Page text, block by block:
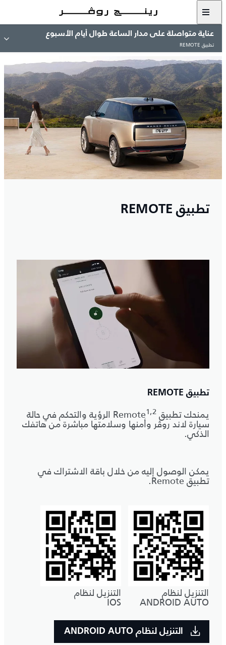
عناية متواصلة على مدار الساعة طوال أيام الأسبوع
تطبيق REMOTE
تطبيق REMOTE
تطبيق REMOTE
يمنحك تطبيق Remote 1,2 الرؤية والتحكم في حالة
سيارة لاند روڤر وأمنها وسلامتها مباشرة من هاتفك
الذكي.
يمكن الوصول إليه من خلال باقة الاشتراك في
تطبيق Remote.
التنزيل لنظام
ANDROID AUTO
التنزيل لنظام
IOS
التنزيل لنظام ANDROID AUTO